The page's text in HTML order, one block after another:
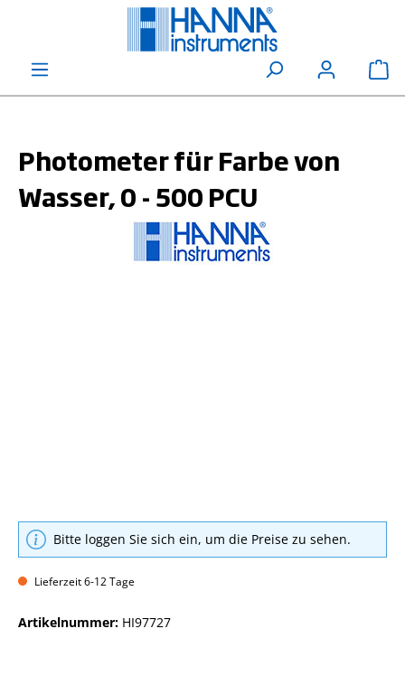
Photometer für Farbe von
Wasser, 0 - 500 PCU
Bitte loggen Sie sich ein, um die Preise zu sehen.
Lieferzeit 6-12 Tage
Artikelnummer: HI97727